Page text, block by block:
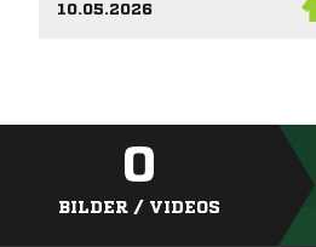
10.05.2026
0
BILDER / VIDEOS